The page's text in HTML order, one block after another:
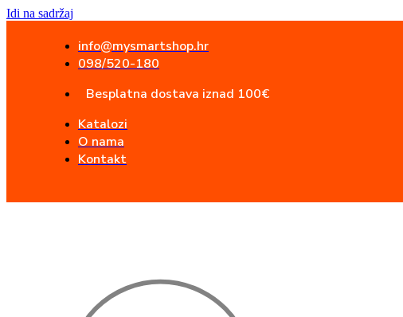
Idi na sadržaj
info@mysmartshop.hr
098/520-180
Besplatna dostava iznad 100€
Katalozi
O nama
Kontakt